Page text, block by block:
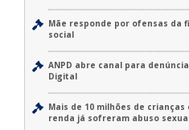
Mãe responde por ofensas da
social
ANPD abre canal para
Digital
Mais de 10 milhões de
renda já sofreram abuso